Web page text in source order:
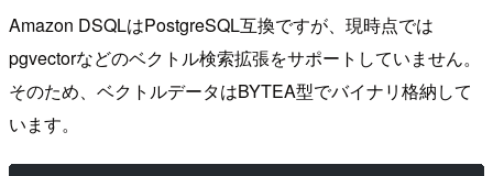
Amazon DSQLはPostgreSQL互換ですが、現時点では
pgvectorなどのベクトル検索拡張をサポートしていません。
そのため、ベクトルデータはBYTEA型でバイナリ格納して
います。